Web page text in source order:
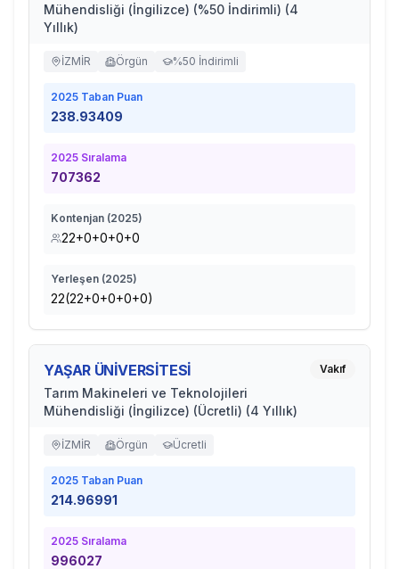
Mühendisliği (İngilizce) (%50 İndirimli) (4
Yıllık)
İZMİR Örgün %50 İndirimli
2025 Taban Puan
238.93409
2025 Sıralama
707362
Kontenjan (2025)
22+0+0+0+0
Yerleşen (2025)
22(22+0+0+0+0)
YAŞAR ÜNİVERSİTESİ
Tarım Makineleri ve Teknolojileri
Mühendisliği (İngilizce) (Ücretli) (4 Yıllık)
Vakıf
İZMİR Örgün Ücretli
2025 Taban Puan
214.96991
2025 Sıralama
996027